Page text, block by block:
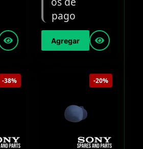
Agregar
-38% -20%